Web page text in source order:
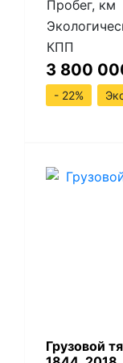
Пробег, км
КПП
3 800
- 22%
Грузовой